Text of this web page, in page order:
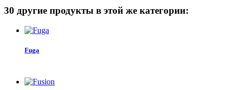
30 другие продукты в этой же категории:
Fuga